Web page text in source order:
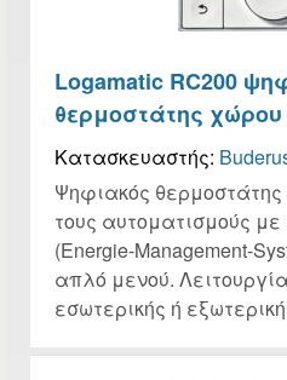
Logamatic RC200
θερμοστάτης χώρου
Κατασκευαστής:
Ψηφιακός
τους αυτοματισμούς
(Energie-Management-
απλό μενού.
εσωτερικής ή